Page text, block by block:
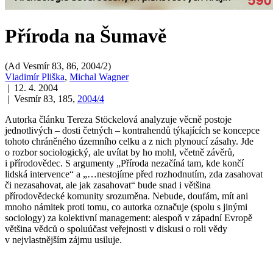
Příroda na Šumavě
(Ad Vesmír 83, 86, 2004/2)
Vladimír Pliška, Michal Wagner
| 12. 4. 2004
| Vesmír 83, 185, 2004/4
Autorka článku Tereza Stöckelová analyzuje věcně postoje
jednotlivých – dosti četných – kontrahendů týkajících se koncepce
tohoto chráněného územního celku a z nich plynoucí zásahy. Jde
o rozbor sociologický, ale uvítat by ho mohl, včetně závěrů,
i přírodovědec. S argumenty „Příroda nezačíná tam, kde končí
lidská intervence“ a „…nestojíme před rozhodnutím, zda zasahovat
či nezasahovat, ale jak zasahovat“ bude snad i většina
přírodovědecké komunity srozuměna. Nebude, doufám, mít ani
mnoho námitek proti tomu, co autorka označuje (spolu s jinými
sociology) za kolektivní management: alespoň v západní Evropě
většina vědců o spoluúčast veřejnosti v diskusi o roli vědy
v nejvlastnějším zájmu usiluje.